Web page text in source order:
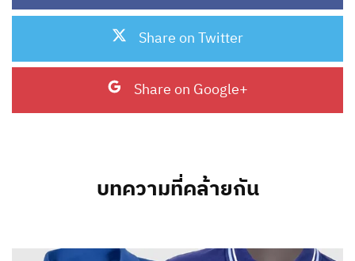
Share on Twitter
Share on Google+
บทความที่คล้ายกัน